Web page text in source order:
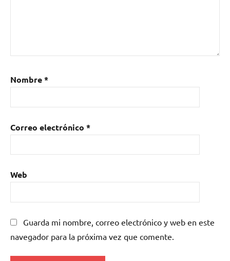
Nombre*
Correo electrónico *
Web
Guarda mi nombre, correo electrónico y web en este
navegador para la próxima vez que comente.